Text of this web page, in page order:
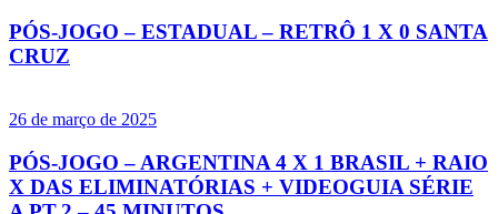
PÓS-JOGO – ESTADUAL – RETRÔ 1 X 0 SANTA
CRUZ
26 de março de 2025
PÓS-JOGO – ARGENTINA 4 X 1 BRASIL + RAIO
X DAS ELIMINATÓRIAS + VIDEOGUIA SÉRIE